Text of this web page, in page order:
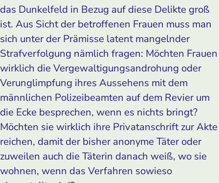
das Dunkelfeld in Bezug auf diese Delikte groß
ist. Aus Sicht der betroffenen Frauen muss man
sich unter der Prämisse latent mangelnder
Strafverfolgung nämlich fragen: Möchten Frauen
wirklich die Vergewaltigungsandrohung oder
Verunglimpfung ihres Aussehens mit dem
männlichen Polizeibeamten auf dem Revier um
die Ecke besprechen, wenn es nichts bringt?
Möchten sie wirklich ihre Privatanschrift zur Akte
reichen, damit der bisher anonyme Täter oder
zuweilen auch die Täterin danach weiß, wo sie
wohnen, wenn das Verfahren sowieso